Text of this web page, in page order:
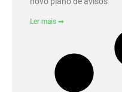
Ler mais ➡